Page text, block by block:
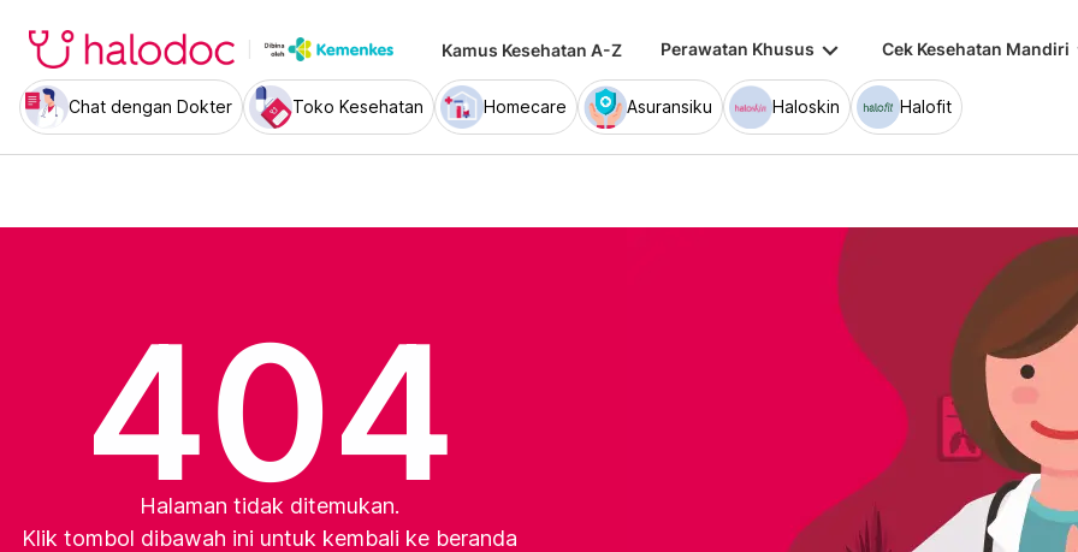
Kamus Kesehatan A-Z Perawatan Khusus keyboard_arrow_down Cek Kesehatan Mandiri
Chat dengan Dokter Toko Kesehatan Homecare Asuransiku Haloskin Halofit
404
Halaman tidak ditemukan.
Klik tombol dibawah ini untuk kembali ke beranda